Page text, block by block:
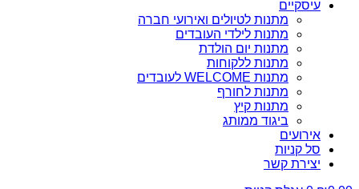
עיסקיים
מתנות לטיולים ואירועי חברה
מתנות לילדי העובדים
מתנות יום הולדת
מתנות ללקוחות
מתנות WELCOME לעובדים
מתנות לחורף
מתנות קיץ
ביגוד ממותג
אירועים
סל קניות
יצירת קשר